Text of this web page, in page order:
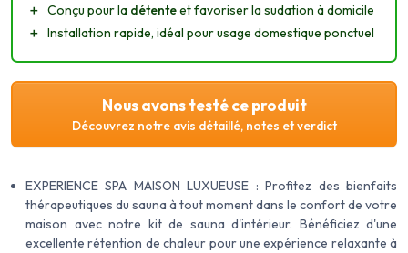
＋ Conçu pour la détenteet favoriser la sudation à domicile
＋ Installation rapide, idéal pour usage domestique ponctuel
Nous avons testé ce produit
Découvrez notre avis détaillé, notes et verdict
EXPERIENCE SPA MAISON LUXUEUSE : Profitez des bienfaits
thérapeutiques du sauna à tout moment dans le confort de votre
maison avec notre kit de sauna d'intérieur. Bénéficiez d'une
excellente rétention de chaleur pour une expérience relaxante à